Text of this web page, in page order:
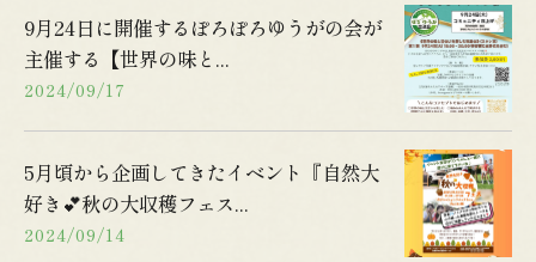
9月24日に開催するぽろぽろゆうがの会が
主催する【世界の味と...
2024/09/17
5月頃から企画してきたイベント『自然大
好き💕秋の大収穫フェス...
2024/09/14